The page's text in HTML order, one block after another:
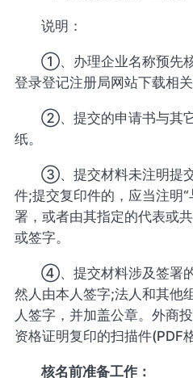
说明：
①、办理企业名称预先
登录登记注册局网站下载相关
②、提交的申请书与其
纸。
③、提交材料未注明提
件;提交复印件的，应当注明
署，或者由其指定的代表或
或签字。
④、提交材料涉及签署
然人由本人签字;法人和其他
人签字，并加盖公章。外商
资格证明复印的扫描件(PDF
核名前准备工作：